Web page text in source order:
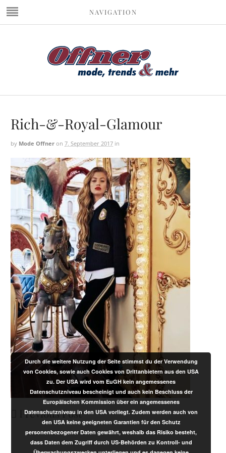
NAVIGATION
Rich-&-Royal-Glamour
by Mode Offner on 7. September 2017 in
Previous Post
Durch die weitere Nutzung der Seite stimmst du der Verwendung
von Cookies, sowie auch Cookies von Drittanbietern aus den USA
zu. Der USA wird vom EuGH kein angemessenes
Datenschutzniveau bescheinigt und auch kein Beschluss der
Europäischen Kommission über ein angemessenes
Datenschutzniveau in den USA vorliegt. Zudem werden auch von
den USA keine geeigneten Garantien für den Schutz
personenbezogener Daten gewährt, weshalb das Risiko besteht,
dass Daten dem Zugriff durch US-Behörden zu Kontroll- und